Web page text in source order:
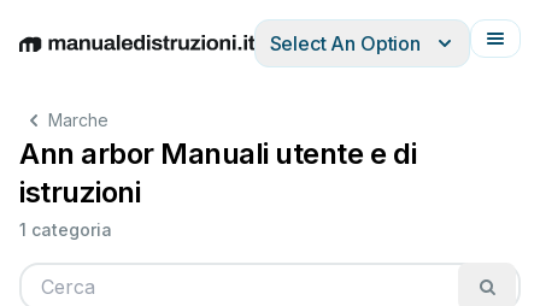
EnglishDeutschEspañolItalianoFrançais
Select An Option
Marche
Ann arbor Manuali utente e di
istruzioni
1 categoria